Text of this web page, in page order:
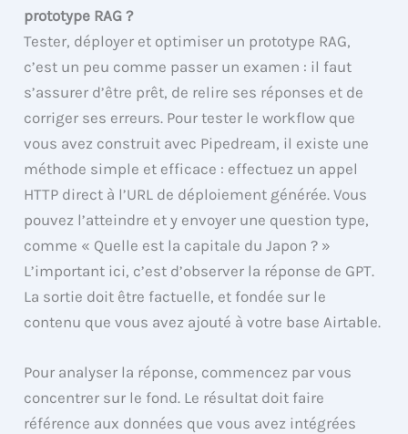
prototype RAG ?
Tester, déployer et optimiser un prototype RAG,
c’est un peu comme passer un examen : il faut
s’assurer d’être prêt, de relire ses réponses et de
corriger ses erreurs. Pour tester le workflow que
vous avez construit avec Pipedream, il existe une
méthode simple et efficace : effectuez un appel
HTTP direct à l’URL de déploiement générée. Vous
pouvez l’atteindre et y envoyer une question type,
comme « Quelle est la capitale du Japon ? »
L’important ici, c’est d’observer la réponse de GPT.
La sortie doit être factuelle, et fondée sur le
contenu que vous avez ajouté à votre base Airtable.
Pour analyser la réponse, commencez par vous
concentrer sur le fond. Le résultat doit faire
référence aux données que vous avez intégrées